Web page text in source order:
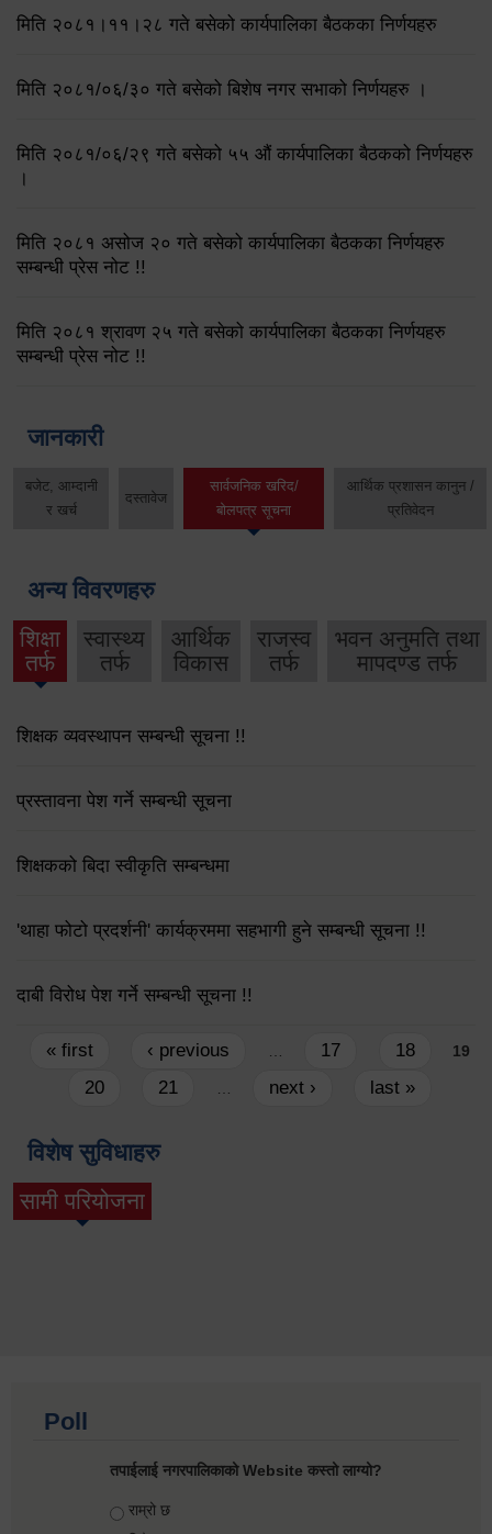
मिति २०८१।११।२८ गते बसेको कार्यपालिका बैठकका निर्णयहरु
मिति २०८१/०६/३० गते बसेको बिशेष नगर सभाको निर्णयहरु ।
मिति २०८१/०६/२९ गते बसेको ५५ औं कार्यपालिका बैठकको निर्णयहरु
।
मिति २०८१ असोज २० गते बसेको कार्यपालिका बैठकका निर्णयहरु
सम्बन्धी प्रेस नोट !!
मिति २०८१ श्रावण २५ गते बसेको कार्यपालिका बैठकका निर्णयहरु
सम्बन्धी प्रेस नोट !!
जानकारी
बजेट, आम्दानी
र खर्च
दस्तावेज
सार्वजनिक खरिद/
बोलपत्र सूचना
आर्थिक प्रशासन कानुन /
प्रतिवेदन
अन्य विवरणहरु
शिक्षा
तर्फ
स्वास्थ्य
तर्फ
आर्थिक
विकास
राजस्व
तर्फ
भवन अनुमति तथा
मापदण्ड तर्फ
शिक्षक व्यवस्थापन सम्बन्धी सूचना !!
प्रस्तावना पेश गर्ने सम्बन्धी सूचना
शिक्षकको बिदा स्वीकृति सम्बन्धमा
'थाहा फोटो प्रदर्शनी' कार्यक्रममा सहभागी हुने सम्बन्धी सूचना !!
दाबी विरोध पेश गर्ने सम्बन्धी सूचना !!
Pages
« first ‹ previous 17 18 19
20 21 next › last »
विशेष सुविधाहरु
सामी परियोजना
(active tab)
Poll
तपाईलाई नगरपालिकाको Website कस्तो लाग्यो?
Choices
राम्रो छ